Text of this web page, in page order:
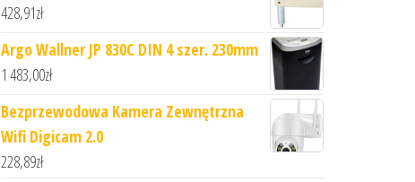
428,91zł
Argo Wallner JP 830C DIN 4 szer. 230mm
1 483,00zł
Bezprzewodowa Kamera Zewnętrzna
Wifi Digicam 2.0
228,89zł